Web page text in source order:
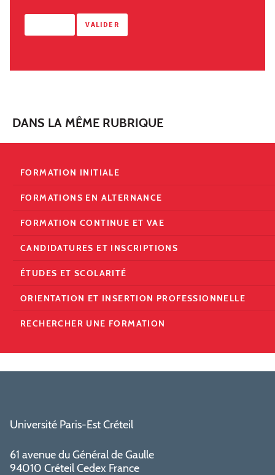
DANS LA MÊME RUBRIQUE
FORMATION INITIALE
FORMATIONS EN ALTERNANCE
FORMATION CONTINUE ET VAE
CANDIDATURES ET INSCRIPTIONS
ÉTUDES ET SCOLARITÉ
ORIENTATION ET INSERTION PROFESSIONNELLE
RECHERCHER UNE FORMATION
Université Paris-Est Créteil
61 avenue du Général de Gaulle
94010 Créteil Cedex France